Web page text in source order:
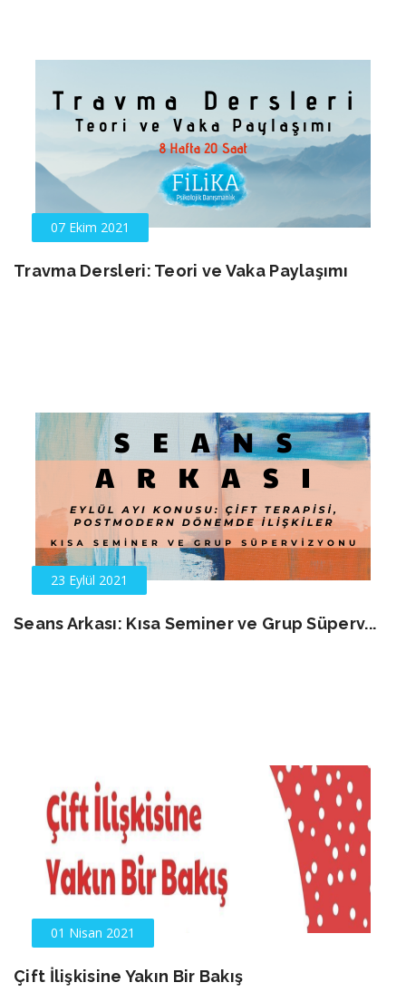
07 Ekim 2021
Travma Dersleri: Teori ve Vaka Paylaşımı
23 Eylül 2021
Seans Arkası: Kısa Seminer ve Grup Süperv...
01 Nisan 2021
Çift İlişkisine Yakın Bir Bakış